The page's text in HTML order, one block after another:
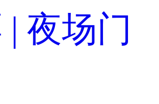
夜场门